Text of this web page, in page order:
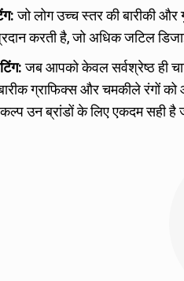
जो लोग उच्च स्तर की बारीकी और
प्रदान करती है, जो अधिक जटिल
जब आपको केवल सर्वश्रेष्ठ ही
ग्राफिक्स और चमकीले रंगों
उन ब्रांडों के लिए एकदम सही है